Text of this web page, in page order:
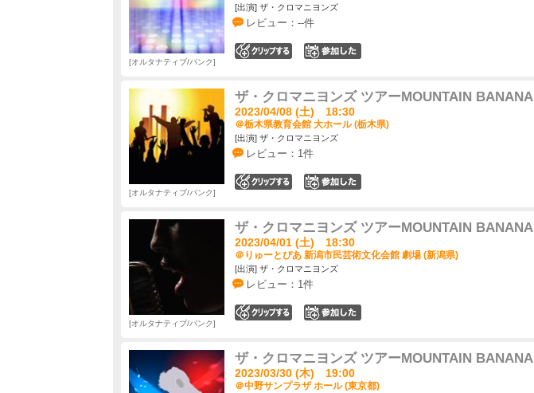
[出演] ザ・クロマニヨンズ
レビュー：--件
オルタナティブ/パンク
ザ・クロマニヨンズ ツアーMOUNTAIN BANANA
2023/04/08 (土) 18:30
＠栃木県教育会館 大ホール (栃木県)
[出演] ザ・クロマニヨンズ
レビュー：1件
オルタナティブ/パンク
ザ・クロマニヨンズ ツアーMOUNTAIN BANANA
2023/04/01 (土) 18:30
＠りゅーとぴあ 新潟市民芸術文化会館 劇場 (新潟県)
[出演] ザ・クロマニヨンズ
レビュー：1件
オルタナティブ/パンク
ザ・クロマニヨンズ ツアーMOUNTAIN BANANA
2023/03/30 (木) 19:00
＠中野サンプラザ ホール (東京都)